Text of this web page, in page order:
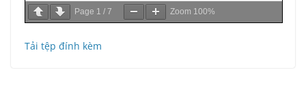
Page 1 / 7 Zoom 100%
Tải tệp đính kèm